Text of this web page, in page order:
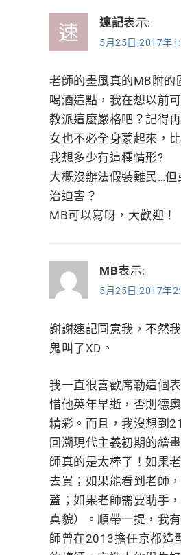
速記表示:
5月25日,2017年
老師的畫風真的MB附的
喝酒這點，我在想以前
教派這麼嚴格吧？記得
女也不必全身蒙起來，
我想多少有這種情形?
大概沒辦法假裝難民…
治迫害？
MB可以寫呀，大歡迎！
MB表示:
5月25日,2017年
謝謝速記同意我，不然
鬼叫了XD。
我一直很喜歡席勒這個
惜他英年早逝，否則德
精彩。而且，我沒想到
回溯現代主義初期的繪
師真的是太棒了！如果
去買；如果能看到老師
蓋；如果老師需要助手
真貌）。順帶一提，我
師曾在2013擔任京都造